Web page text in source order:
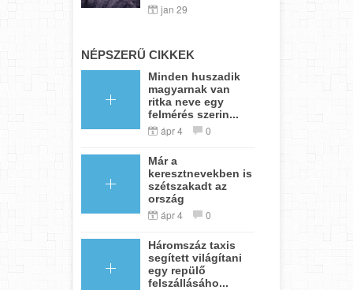
jan 29
NÉPSZERŰ CIKKEK
Minden huszadik
magyarnak van
ritka neve egy
felmérés szerin...
ápr 4 0
Már a
keresztnevekben is
szétszakadt az
ország
ápr 4 0
Háromszáz taxis
segített világítani
egy repülő
felszállásáho...